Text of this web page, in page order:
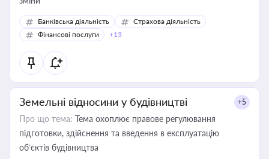
Банківська діяльність
Страхова діяльність
Фінансові послуги
+13
Земельні відносини у будівництві +5
Про що тема: Тема охоплює правове регулювання
підготовки, здійснення та введення в експлуатацію
об’єктів будівництва